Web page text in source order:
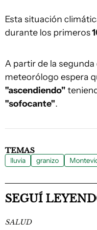
Esta situación
durante los primeros
A partir de la
meteorólogo espera
"ascendiendo"
"sofocante".
TEMAS
lluvia granizo
SEGUÍ
SALUD